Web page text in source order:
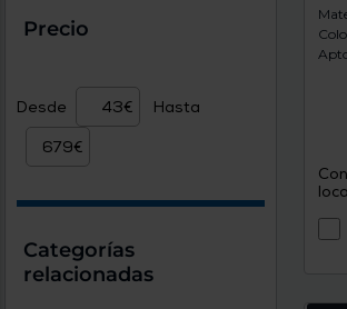
Precio
Desde Hasta
Categorías
relacionadas